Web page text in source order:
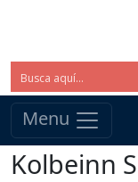
Menu
Kolbeinn